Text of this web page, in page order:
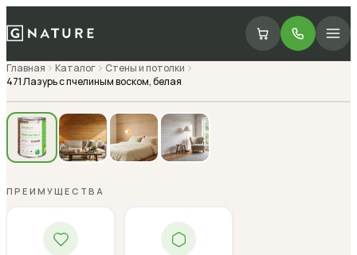
Главная Каталог
Стены и потолки
471 Лазурь с пчелиным воском, белая
ПРЕИМУЩЕСТВА